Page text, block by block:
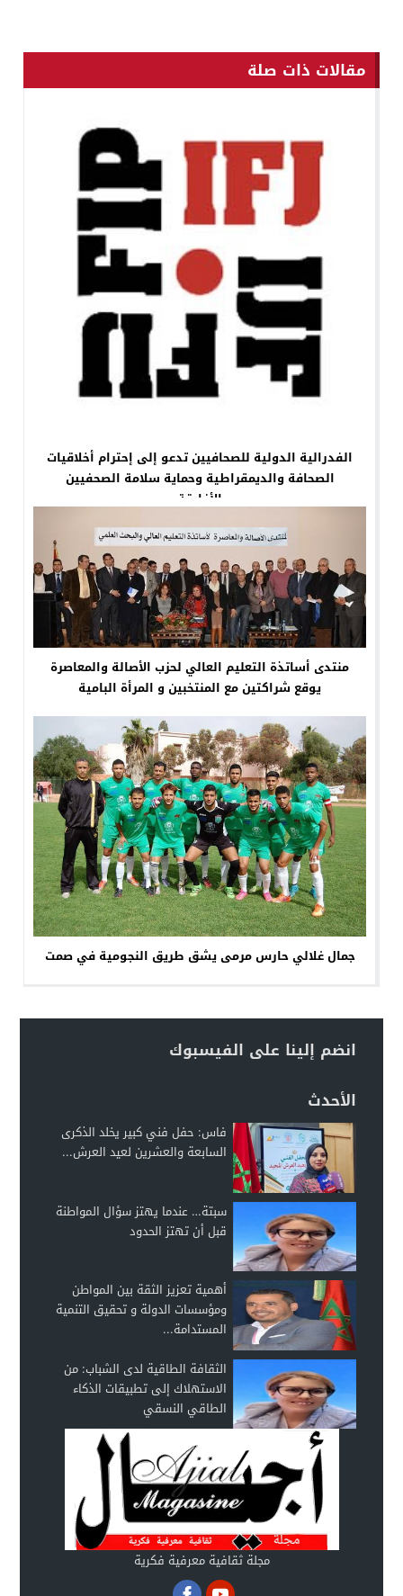
مقالات ذات صلة
الفدرالية الدولية للصحافيين تدعو إلى إحترام أخلاقيات
الصحافة والديمقراطية وحماية سلامة الصحفيين
الأفارقة
منتدى أساتذة التعليم العالي لحزب الأصالة والمعاصرة
يوقع شراكتين مع المنتخبين و المرأة البامية
جمال غلالي حارس مرمى يشق طريق النجومية في صمت
انضم إلينا على الفيسبوك
الأحدث
فاس: حفل فني كبير يخلد الذكرى
السابعة والعشرين لعيد العرش...
سبتة… عندما يهتز سؤال المواطنة
قبل أن تهتز الحدود
أهمية تعزيز الثقة بين المواطن
ومؤسسات الدولة و تحقيق التنمية
المستدامة...
الثقافة الطاقية لدى الشباب: من
الاستهلاك إلى تطبيقات الذكاء
الطاقي النسقي
مجلة ثقافية معرفية فكرية